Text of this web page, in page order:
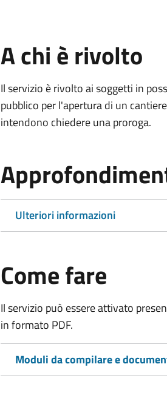
A chi è rivolto
Il servizio è rivolto ai soggetti in
pubblico per l'apertura di un
intendono chiedere una proroga.
Ulteriori informazioni
Come fare
Il servizio può essere attivato
in formato PDF.
Moduli da compilare e